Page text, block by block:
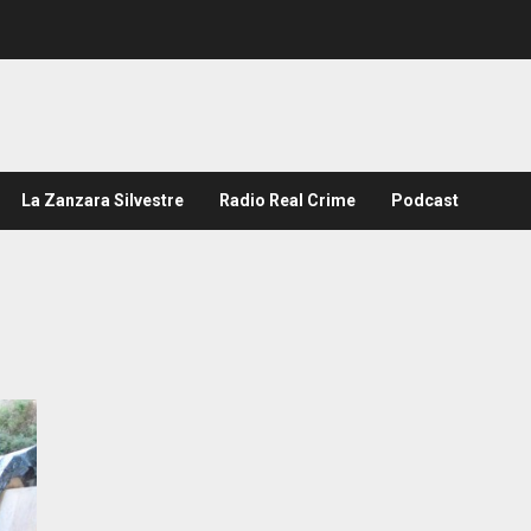
La Zanzara Silvestre Radio Real Crime Podcast